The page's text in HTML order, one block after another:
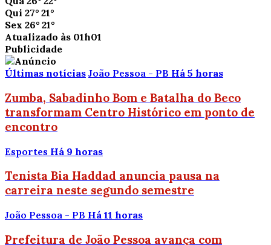
Qui 27° 21°
Sex 26° 21°
Atualizado às 01h01
Publicidade
Últimas notícias João Pessoa - PB Há 5 horas
Zumba, Sabadinho Bom e Batalha do Beco
transformam Centro Histórico em ponto de
encontro
Esportes Há 9 horas
Tenista Bia Haddad anuncia pausa na
carreira neste segundo semestre
João Pessoa - PB Há 11 horas
Prefeitura de João Pessoa avança com